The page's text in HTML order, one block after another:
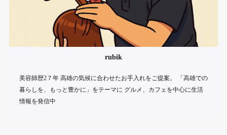
rubik
美容師歴2７年 高雄の気候に合わせたお手入れをご提案。 「高雄での
暮らしを、もっと豊かに」をテーマに グルメ、カフェを中心に生活
情報を発信中